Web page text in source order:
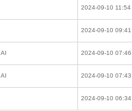
2024-09-10 11:54
2024-09-10 09:41
AI 2024-09-10 07:46
AI 2024-09-10 07:43
2024-09-10 06:34